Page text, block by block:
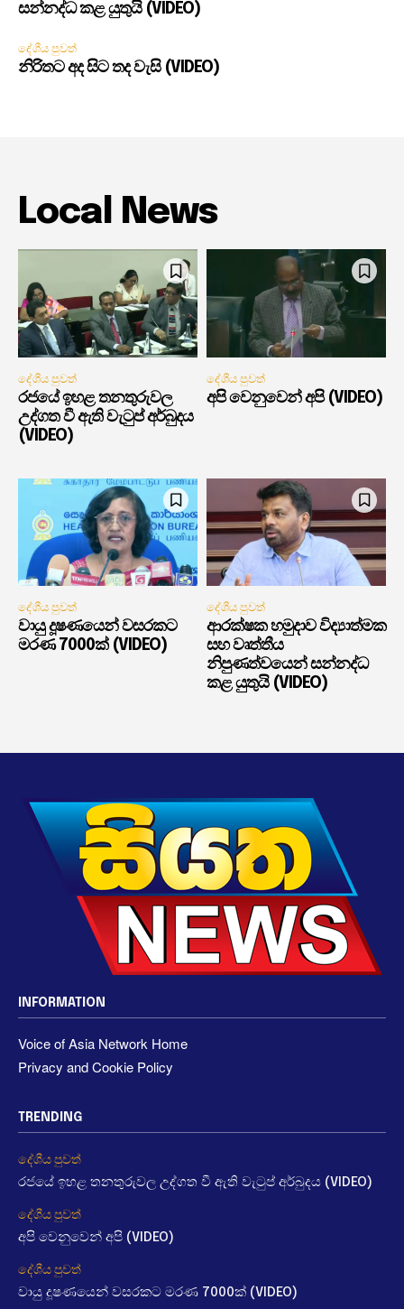
සන්නද්ධ කළ යුතුයි (VIDEO)
දේශීය පුවත්
නිරිතට අද සිට තද වැසි (VIDEO)
Local News
දේශීය පුවත්
රජයේ ඉහළ තනතුරුවල
උද්ගත වී ඇති වැටුප් අර්බුදය
(VIDEO)
දේශීය පුවත්
අපි වෙනුවෙන් අපි (VIDEO)
දේශීය පුවත්
වායු දූෂණයෙන් වසරකට
මරණ 7000ක් (VIDEO)
දේශීය පුවත්
ආරක්ෂක හමුදාව විද්‍යාත්මක
සහ වෘත්තීය
නිපුණත්වයෙන් සන්නද්ධ
කළ යුතුයි (VIDEO)
INFORMATION
Voice of Asia Network Home
Privacy and Cookie Policy
TRENDING
දේශීය පුවත්
රජයේ ඉහළ තනතුරුවල උද්ගත වී ඇති වැටුප් අර්බුදය (VIDEO)
දේශීය පුවත්
අපි වෙනුවෙන් අපි (VIDEO)
දේශීය පුවත්
වායු දූෂණයෙන් වසරකට මරණ 7000ක් (VIDEO)